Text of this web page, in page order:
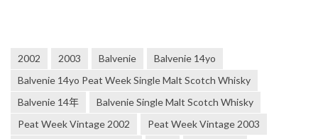
2002 2003 Balvenie
Balvenie 14yo
Balvenie 14yo Peat Week Single Malt Scotch Whisky
Balvenie 14年
Balvenie Single Malt Scotch Whisky
Peat Week Vintage 2002
Peat Week Vintage 2003